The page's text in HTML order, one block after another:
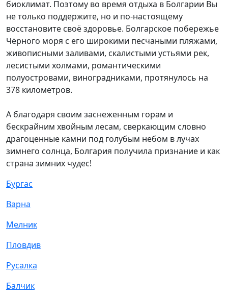
биоклимат. Поэтому во время отдыха в Болгарии Вы
не только поддержите, но и по-настоящему
восстановите своё здоровье. Болгарское побережье
Чёрного моря с его широкими песчаными пляжами,
живописными заливами, скалистыми устьями рек,
лесистыми холмами, романтическими
полуостровами, виноградниками, протянулось на
378 километров.
А благодаря своим заснеженным горам и
бескрайним хвойным лесам, сверкающим словно
драгоценные камни под голубым небом в лучах
зимнего солнца, Болгария получила признание и как
страна зимних чудес!
Бургас
Варна
Мелник
Пловдив
Русалка
Балчик